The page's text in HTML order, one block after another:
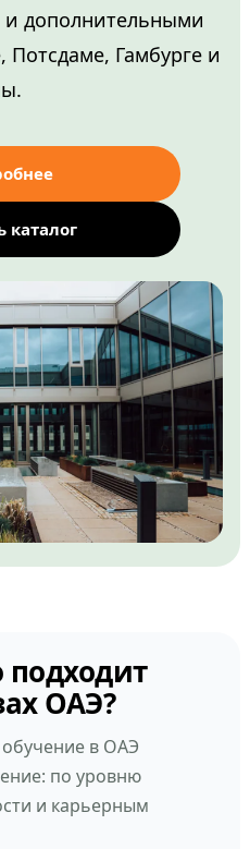
дополнительными
Гамбурге и
каталог
подходит
ОАЭ?
в ОАЭ
по уровню
и карьерным